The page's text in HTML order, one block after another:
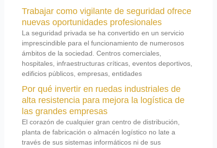
Trabajar como vigilante de seguridad ofrece
nuevas oportunidades profesionales
La seguridad privada se ha convertido en un servicio
imprescindible para el funcionamiento de numerosos
ámbitos de la sociedad. Centros comerciales,
hospitales, infraestructuras críticas, eventos deportivos,
edificios públicos, empresas, entidades
Por qué invertir en ruedas industriales de
alta resistencia para mejora la logística de
las grandes empresas
El corazón de cualquier gran centro de distribución,
planta de fabricación o almacén logístico no late a
través de sus sistemas informáticos ni de sus